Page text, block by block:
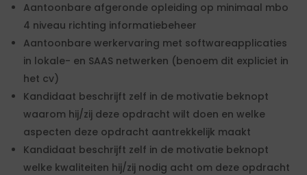
Aantoonbare afgeronde opleiding op minimaal mbo
4 niveau richting informatiebeheer
Aantoonbare werkervaring met softwareapplicaties
in lokale- en SAAS netwerken (benoem dit expliciet in
het cv)
Kandidaat beschrijft zelf in de motivatie beknopt
waarom hij/zij deze opdracht wilt doen en welke
aspecten deze opdracht aantrekkelijk maakt
Kandidaat beschrijft zelf in de motivatie beknopt
welke kwaliteiten hij/zij nodig acht om deze opdracht